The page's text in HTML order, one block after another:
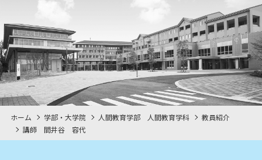
ホーム 学部・大学院 人間教育学部 人間教育学科
教員紹介
講師 間井谷 容代